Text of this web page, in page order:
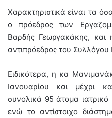
Χαρακτηριστικά είναι τα
ο πρόεδρος των
Βαρδής Γεωργακάκης, και
αντιπρόεδρος του
Ειδικότερα, η κα
Ιανουαρίου και μέχρι
συνολικά 95 άτομα ιατρικό
ενώ το αντίστοιχο